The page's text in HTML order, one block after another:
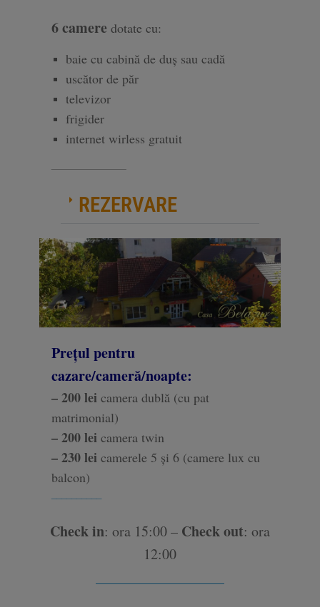
6 camere dotate cu:
baie cu cabină de duș sau cadă
uscător de păr
televizor
frigider
internet wirless gratuit
REZERVARE
Prețul pentru
cazare/cameră/noapte:
– 200 lei camera dublă (cu pat
matrimonial)
– 200 lei camera twin
– 230 lei camerele 5 și 6 (camere lux cu
balcon)
Check in: ora 15:00 – Check out: ora
12:00